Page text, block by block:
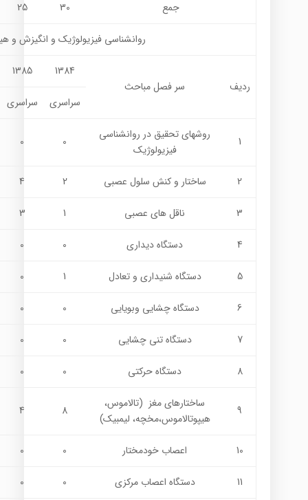
جمع 30
25
روانشناسي فيزيولوژيك و انگيزش و
ردیف سر فصل مباحث
1384
1385
سراسری سراسری
1
روشهای تحقیق در روانشناسی
فیزیولوژیک
0
0
2 ساختار و کنش سلول عصبی 2
4
3 ناقل های عصبی 1
3
4 دستگاه دیداری 0
0
5 دستگاه شنیداری و تعادل 1
0
6 دستگاه چشایی وبویایی 0
0
7 دستگاه تنی چشایی 0
0
8 دستگاه حرکتی 0
0
9
ساختارهای مغز (تالاموس،
هیپوتالاموس،مخچه، لیمبیک)
8
4
10 اعصاب خودمختار 0
0
11 دستگاه اعصاب مركزي 0
0